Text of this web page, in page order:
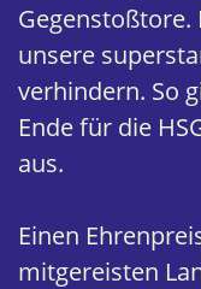
Gegenstoßtore.
unsere
verhindern. So
Ende für die
aus.
Einen
mitgereisten